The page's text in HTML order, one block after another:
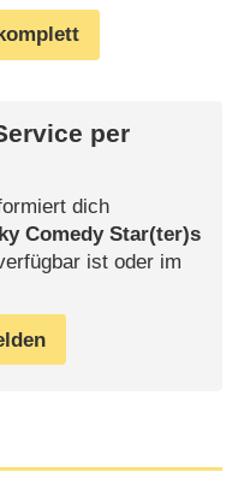
per
dich
Comedy Star(ter)s
ist oder im